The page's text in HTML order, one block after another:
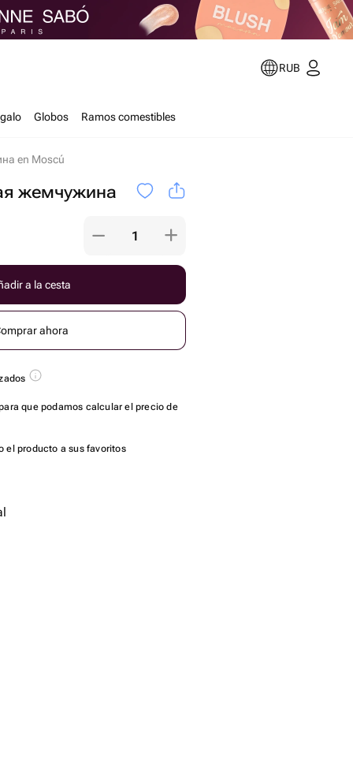
RUB
Globos Ramos comestibles
en Moscú
жемчужина
a la cesta
ahora
que podamos calcular el precio de
el producto a sus favoritos